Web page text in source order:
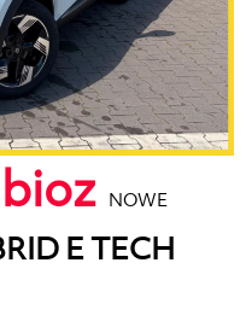
NOWE
E TECH